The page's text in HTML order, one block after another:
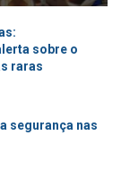
sobre o
raras
segurança nas